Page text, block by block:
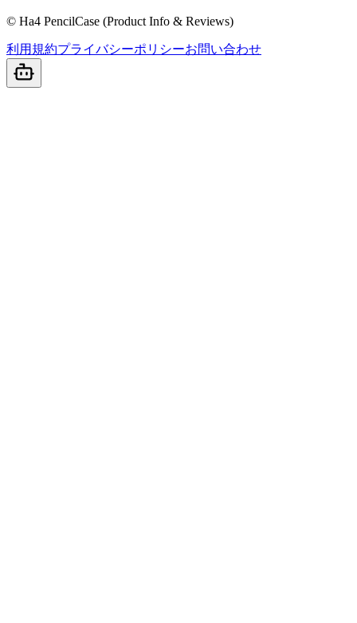
© Ha4 PencilCase (Product Info & Reviews)
利用規約プライバシーポリシーお問い合わせ